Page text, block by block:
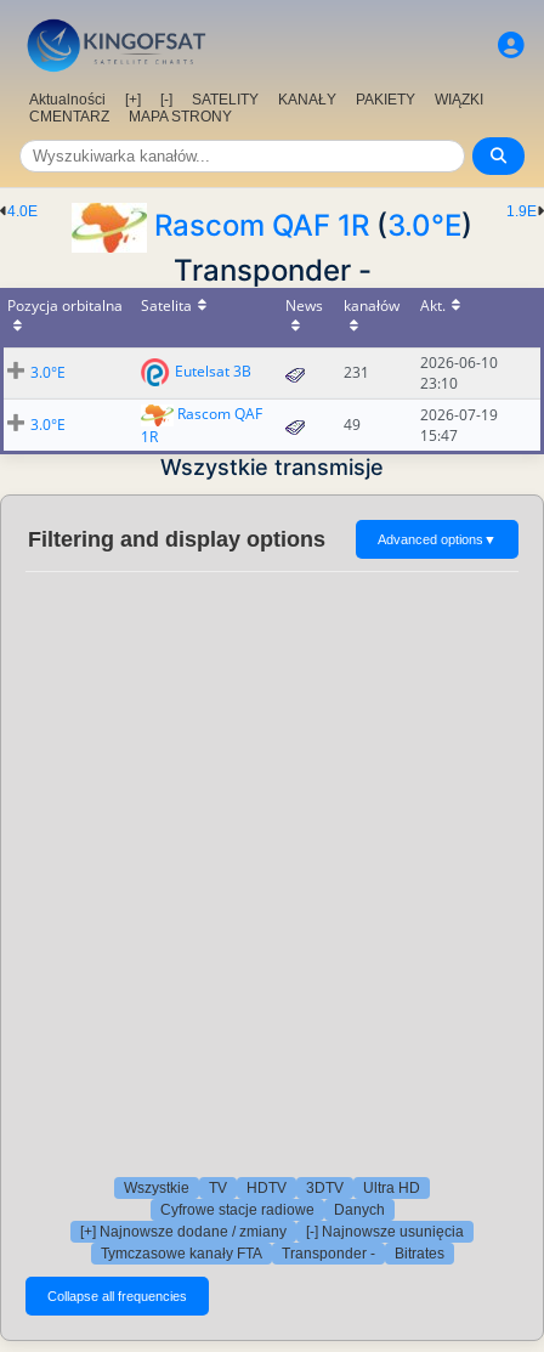
Aktualności [+] [-] SATELITY KANAŁY PAKIETY
WIĄZKI
CMENTARZ
MAPA STRONY
1.9E
4.0E Rascom QAF 1R (3.0°E)
Transponder -
Pozycja orbitalna Satelita News kanałów Akt.
3.0°E Eutelsat 3B 231
2026-06-10
23:10
3.0°E
Rascom QAF
1R
49
2026-07-19
15:47
Wszystkie transmisje
Filtering and display options Advanced options ▼
Wszystkie TV HDTV 3DTV
Ultra HD
Cyfrowe stacje radiowe
Danych
[+] Najnowsze dodane / zmiany
[-] Najnowsze usunięcia
Tymczasowe kanały FTA
Transponder - Bitrates